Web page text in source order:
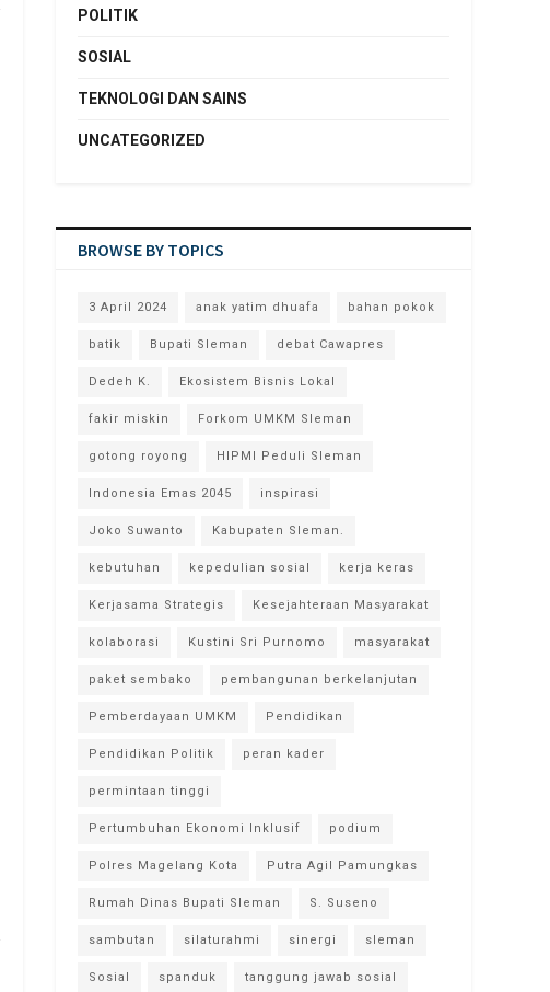
POLITIK
SOSIAL
TEKNOLOGI DAN SAINS
UNCATEGORIZED
BROWSE BY TOPICS
3 April 2024 anak yatim dhuafa bahan pokok
batik Bupati Sleman debat Cawapres
Dedeh K. Ekosistem Bisnis Lokal
fakir miskin Forkom UMKM Sleman
gotong royong HIPMI Peduli Sleman
Indonesia Emas 2045 inspirasi
Joko Suwanto Kabupaten Sleman.
kebutuhan kepedulian sosial kerja keras
Kerjasama Strategis Kesejahteraan Masyarakat
kolaborasi Kustini Sri Purnomo masyarakat
paket sembako pembangunan berkelanjutan
Pemberdayaan UMKM Pendidikan
Pendidikan Politik peran kader
permintaan tinggi
Pertumbuhan Ekonomi Inklusif podium
Polres Magelang Kota Putra Agil Pamungkas
Rumah Dinas Bupati Sleman S. Suseno
sambutan silaturahmi sinergi sleman
Sosial spanduk tanggung jawab sosial